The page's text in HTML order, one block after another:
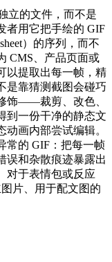
立的文件，而不是
者用它把手绘的 GIF
）的序列，而不
CMS、产品页面或
以提取出每一帧，精
是靠猜测截图会碰巧
饰——裁剪、改色、
一份干净的静态文
画内部尝试编辑。
常的 GIF：把每一帧
误和杂散痕迹暴露出
对于表情包或反应
片、用于配文图的